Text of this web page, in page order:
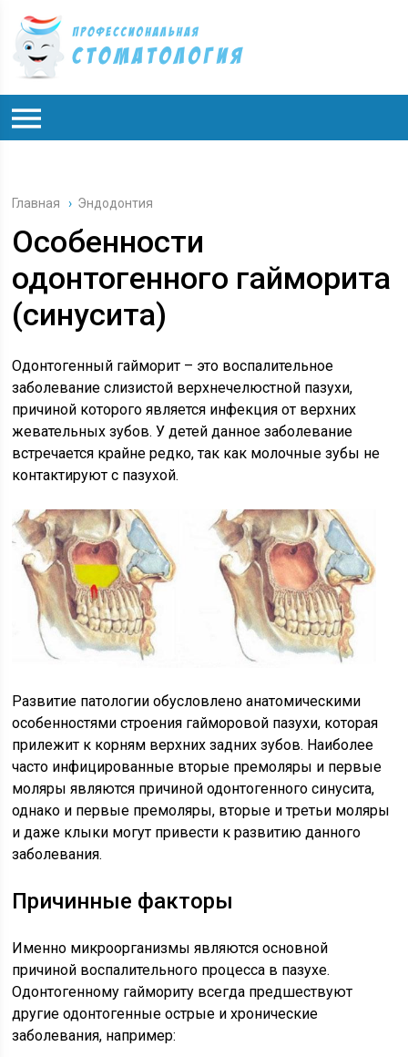
Главная › Эндодонтия
Особенности
одонтогенного гайморита
(синусита)
Одонтогенный гайморит – это воспалительное
заболевание слизистой верхнечелюстной пазухи,
причиной которого является инфекция от верхних
жевательных зубов. У детей данное заболевание
встречается крайне редко, так как молочные зубы не
контактируют с пазухой.
Развитие патологии обусловлено анатомическими
особенностями строения гайморовой пазухи, которая
прилежит к корням верхних задних зубов. Наиболее
часто инфицированные вторые премоляры и первые
моляры являются причиной одонтогенного синусита,
однако и первые премоляры, вторые и третьи моляры
и даже клыки могут привести к развитию данного
заболевания.
Причинные факторы
Именно микроорганизмы являются основной
причиной воспалительного процесса в пазухе.
Одонтогенному гаймориту всегда предшествуют
другие одонтогенные острые и хронические
заболевания, например: